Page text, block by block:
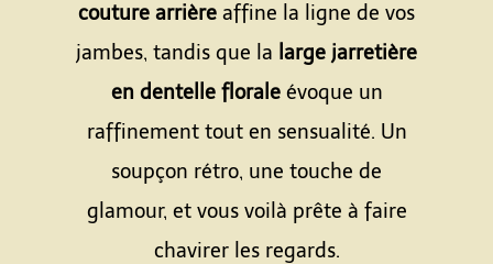
couture arrière affine la ligne de vos
jambes, tandis que la large jarretière
en dentelle floraleévoque un
raffinement tout en sensualité. Un
soupçon rétro, une touche de
glamour, et vous voilà prête à faire
chavirer les regards.